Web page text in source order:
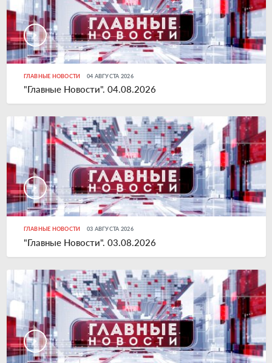
ГЛАВНЫЕ НОВОСТИ 04 АВГУСТА 2026
"Главные Новости". 04.08.2026
ГЛАВНЫЕ НОВОСТИ 03 АВГУСТА 2026
"Главные Новости". 03.08.2026